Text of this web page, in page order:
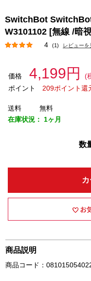
SwitchBot
W3101102 [無線 /暗
4 (1) レビューを
価格 4,199円
(
ポイント
209ポイント還
送料
無料
在庫状況： 1ヶ月
数
商品説明
商品コード：